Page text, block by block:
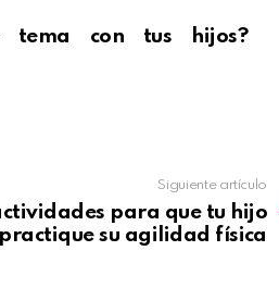
tema con tus hijos?
Siguiente artículo
para que tu hijo
practique su agilidad física